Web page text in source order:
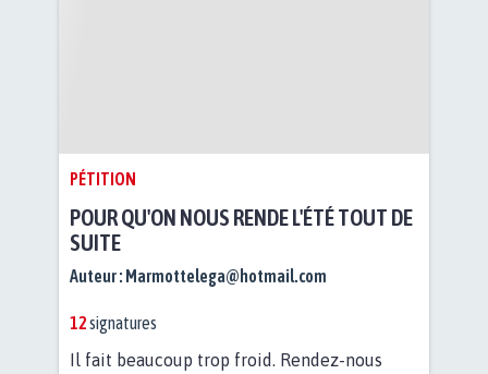
PÉTITION
POUR QU'ON NOUS RENDE L'ÉTÉ TOUT DE
SUITE
Auteur : Marmottelega@hotmail.com
12signatures
Il fait beaucoup trop froid. Rendez-nous